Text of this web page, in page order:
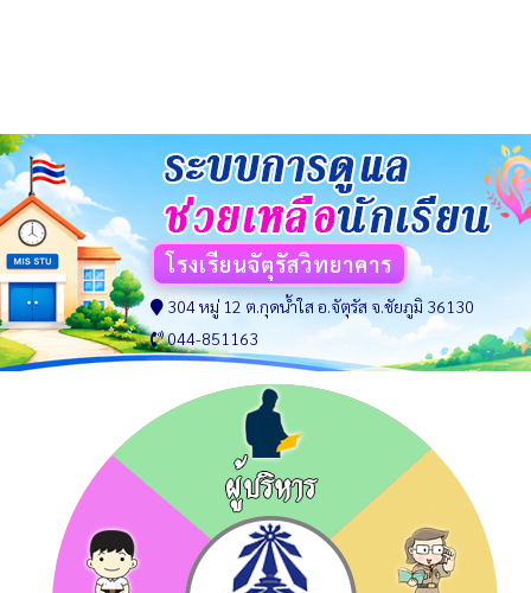
โรงเรียนจัตุรัสวิทยาคาร
304 หมู่ 12 ต.กุดน้ำใส อ.จัตุรัส จ.ชัยภูมิ 36130
044-851163